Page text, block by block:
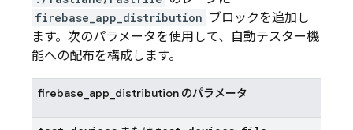
firebase_app_distribution ブロックを追加し
ます。次のパラメータを使用して、自動テスター機
能への配布を構成します。
firebase_app_distribution のパラメータ